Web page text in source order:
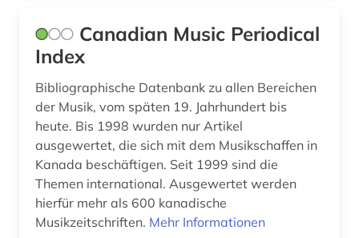
Canadian Music Periodical
Index
Bibliographische Datenbank zu allen Bereichen
der Musik, vom späten 19. Jahrhundert bis
heute. Bis 1998 wurden nur Artikel
ausgewertet, die sich mit dem Musikschaffen in
Kanada beschäftigen. Seit 1999 sind die
Themen international. Ausgewertet werden
hierfür mehr als 600 kanadische
Musikzeitschriften. Mehr Informationen